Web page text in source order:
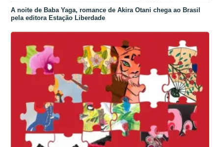
A noite de Baba Yaga, romance de Akira Otani chega ao Brasil
pela editora Estação Liberdade